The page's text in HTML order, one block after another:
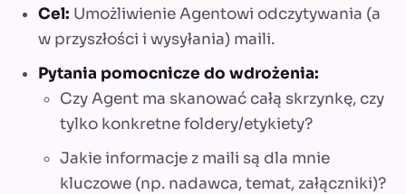
Cel: Umożliwienie Agentowi odczytywania (a
w przyszłości i wysyłania) maili.
Pytania pomocnicze do wdrożenia:
Czy Agent ma skanować całą skrzynkę, czy
tylko konkretne foldery/etykiety?
Jakie informacje z maili są dla mnie
kluczowe (np. nadawca, temat, załączniki)?